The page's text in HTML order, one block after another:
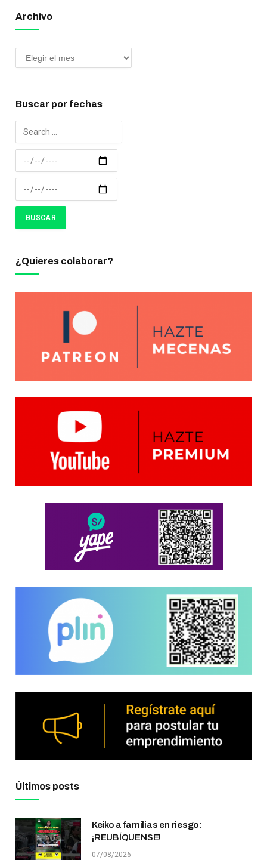
Archivo
Buscar por fechas
¿Quieres colaborar?
Últimos posts
Keiko a familias en riesgo:
¡REUBÍQUENSE!
07/08/2026